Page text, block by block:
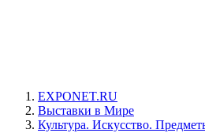
EXPONET.RU
Выставки в Мире
Культура. Искусство.